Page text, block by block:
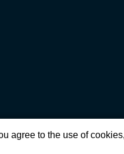
agree to the use of